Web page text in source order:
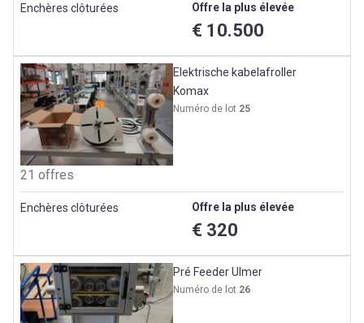
Enchères clôturées Offre la plus élevée
€ 10.500
Elektrische kabelafroller
Komax
Numéro de lot 25
21 offres
Enchères clôturées Offre la plus élevée
€ 320
Pré Feeder Ulmer
Numéro de lot 26